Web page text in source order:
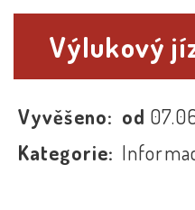
Výlukový
Vyvěšeno: od
Kategorie: